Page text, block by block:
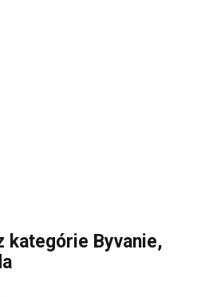
kategórie Byvanie,